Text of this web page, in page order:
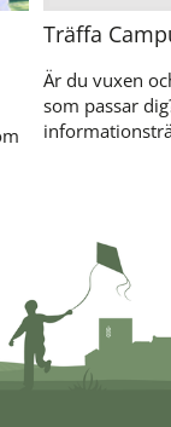
Träffa
Är du vuxen
som passar